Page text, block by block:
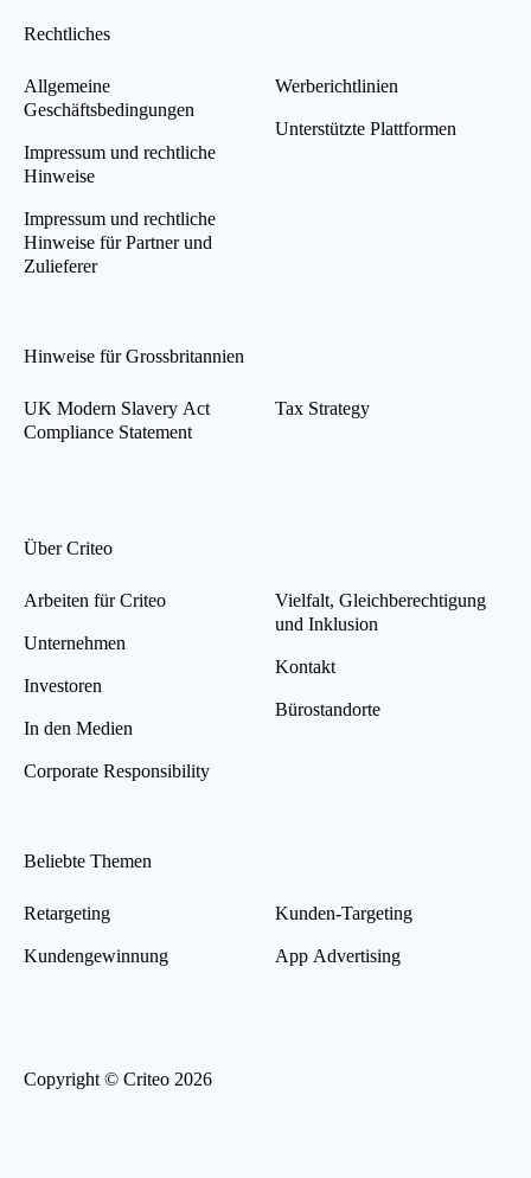
Rechtliches
Allgemeine
Geschäftsbedingungen
Impressum und rechtliche
Hinweise
Impressum und rechtliche
Hinweise für Partner und
Zulieferer
Werberichtlinien
Unterstützte Plattformen
Hinweise für Grossbritannien
UK Modern Slavery Act
Compliance Statement
Tax Strategy
Über Criteo
Arbeiten für Criteo
Unternehmen
Investoren
In den Medien
Corporate Responsibility
Vielfalt, Gleichberechtigung
und Inklusion
Kontakt
Bürostandorte
Beliebte Themen
Retargeting
Kundengewinnung
Kunden-Targeting
App Advertising
Copyright © Criteo 2026